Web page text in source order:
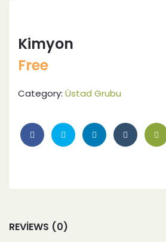
Kimyon
Free
Category: Üstad Grubu
REVIEWS (0)